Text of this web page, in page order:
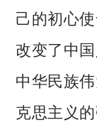
己的初心
改变了中
中华民族
克思主义